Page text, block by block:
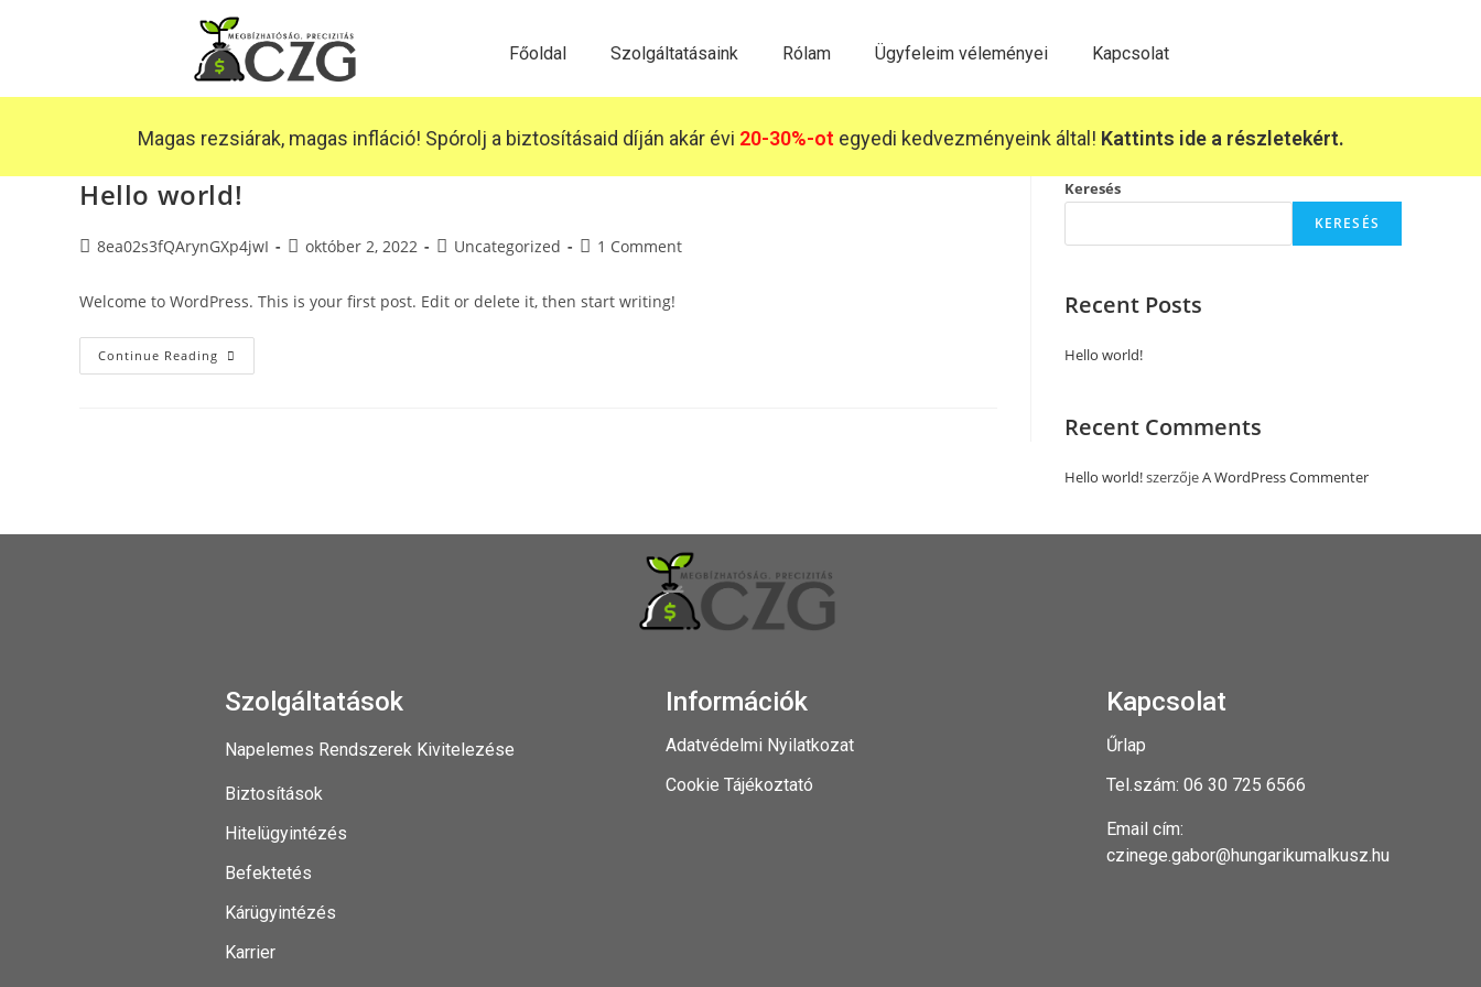
Főoldal Szolgáltatásaink Rólam Ügyfeleim véleményei Kapcsolat
Magas rezsiárak, magas infláció! Spórolj a biztosításaid díján akár évi 20-30%-ot egyedi kedvezményeink által! Kattints ide a részletekért.
Hello world!
8ea02s3fQArynGXp4jwI október 2, 2022 Uncategorized 1 Comment
Welcome to WordPress. This is your first post. Edit or delete it, then start writing!
Continue Reading
Keresés
KERESÉS
Recent Posts
Hello world!
Recent Comments
Hello world!szerzőjeA WordPress Commenter
Szolgáltatások
Napelemes Rendszerek Kivitelezése
Biztosítások
Hitelügyintézés
Befektetés
Kárügyintézés
Karrier
Információk
Adatvédelmi Nyilatkozat
Cookie Tájékoztató
Kapcsolat
Űrlap
Tel.szám: 06 30 725 6566
Email cím:
czinege.gabor@hungarikumalkusz.hu